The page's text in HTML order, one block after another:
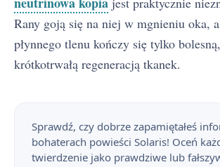
Rany goją się na niej w mgnieniu oka,
płynnego tlenu kończy się tylko
krótkotrwałą regeneracją tkanek.
Sprawdź, czy dobrze zapamiętałeś
bohaterach powieści Solaris! Oceń
twierdzenie jako prawdziwe lub